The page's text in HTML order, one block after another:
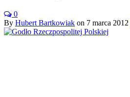
0
By Hubert Bartkowiak on 7 marca 2012